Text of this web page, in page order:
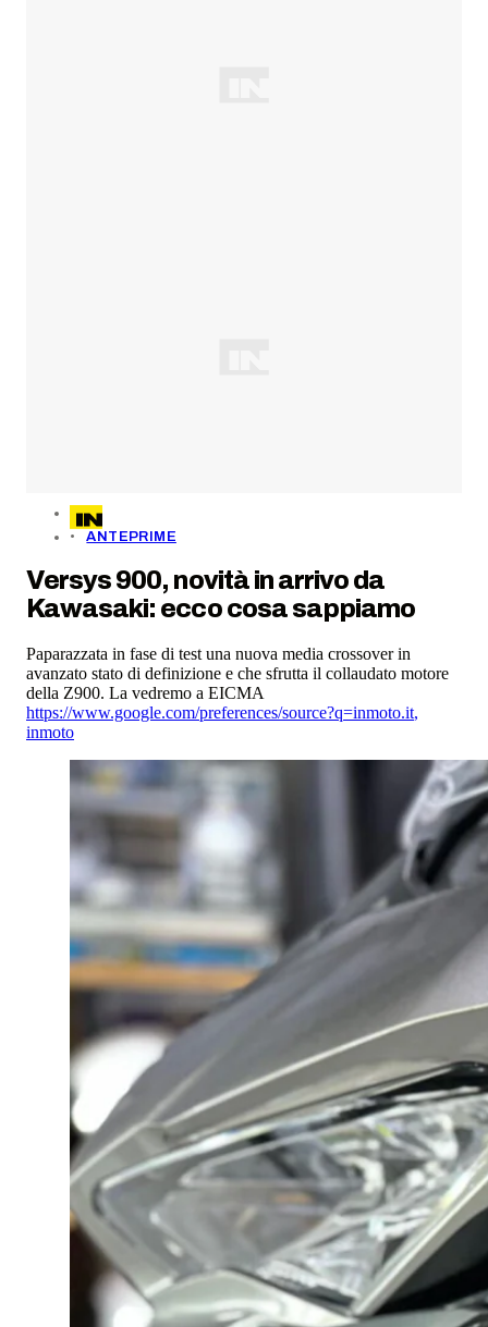
ANTEPRIME
Versys 900, novità in arrivo da
Kawasaki: ecco cosa sappiamo
Paparazzata in fase di test una nuova media crossover in
avanzato stato di definizione e che sfrutta il collaudato motore
della Z900. La vedremo a EICMA
https://www.google.com/preferences/source?q=inmoto.it,
inmoto